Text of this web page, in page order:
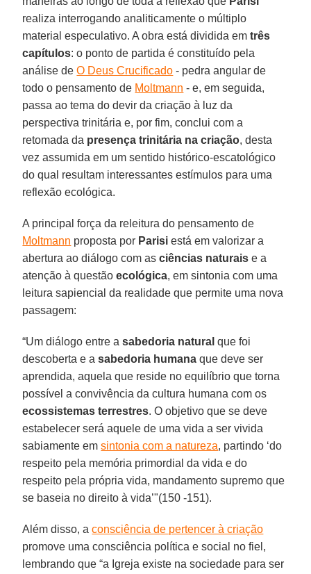
realiza interrogando analiticamente o múltiplo
material especulativo. A obra está dividida emtrês
capítulos: o ponto de partida é constituído pela
análise deO Deus Crucificado - pedra angular de
todo o pensamento de Moltmann - e, em seguida,
passa ao tema do devir da criação à luz da
perspectiva trinitária e, por fim, conclui com a
retomada da presença trinitária na criação, desta
vez assumida em um sentido histórico-escatológico
do qual resultam interessantes estímulos para uma
reflexão ecológica.
A principal força da releitura do pensamento de
Moltmann proposta por Parisi está em valorizar a
abertura ao diálogo com asciências naturais e a
atenção à questãoecológica, em sintonia com uma
leitura sapiencial da realidade que permite uma nova
passagem:
“Um diálogo entre asabedoria natural que foi
descoberta e asabedoria humana que deve ser
aprendida, aquela que reside no equilíbrio que torna
possível a convivência da cultura humana com os
ecossistemas terrestres. O objetivo que se deve
estabelecer será aquele de uma vida a ser vivida
sabiamente emsintonia com a natureza, partindo ‘do
respeito pela memória primordial da vida e do
respeito pela própria vida, mandamento supremo que
se baseia no direito à vida’"(150 -151).
Além disso, aconsciência de pertencer à criação
promove uma consciência política e social no fiel,
lembrando que “a Igreja existe na sociedade para ser